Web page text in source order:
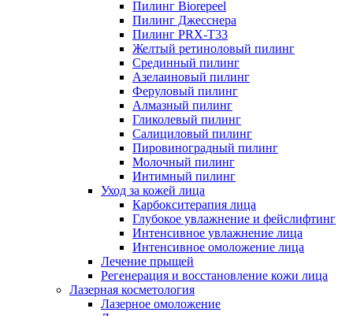
Пилинг Biorepeel
Пилинг Джесснера
Пилинг PRX-T33
Желтый ретиноловый пилинг
Срединный пилинг
Азелаиновый пилинг
Феруловый пилинг
Алмазный пилинг
Гликолевый пилинг
Салициловый пилинг
Пировиноградный пилинг
Молочный пилинг
Интимный пилинг
Уход за кожей лица
Карбокситерапия лица
Глубокое увлажнение и фейслифтинг
Интенсивное увлажнение лица
Интенсивное омоложение лица
Лечение прыщей
Регенерация и восстановление кожи лица
Лазерная косметология
Лазерное омоложение